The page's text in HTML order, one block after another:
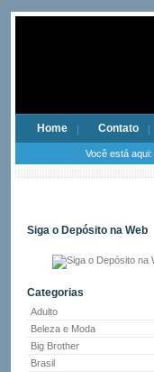
Home Contato
Você está aqui:
Siga o Depósito na Web
Categorias
Adulto
Beleza e Moda
Big Brother
Brasil